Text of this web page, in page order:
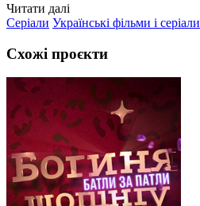
Читати далі
Серіали Українські фільми і серіали
Схожі проєкти